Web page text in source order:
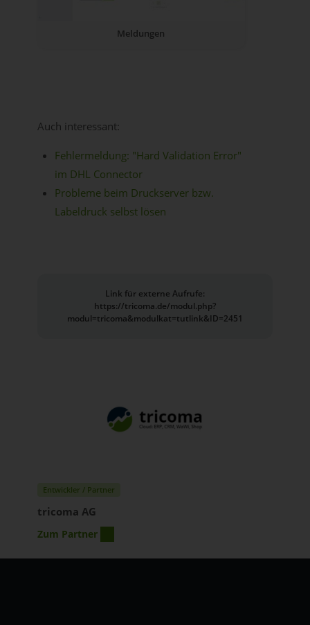
Meldungen
Auch interessant:
Fehlermeldung: "Hard Validation Error"
im DHL Connector
Probleme beim Druckserver bzw.
Labeldruck selbst lösen
Link für externe Aufrufe:
https://tricoma.de/modul.php?
modul=tricoma&modulkat=tutlink&ID=2451
Entwickler / Partner
tricoma AG
Zum Partner